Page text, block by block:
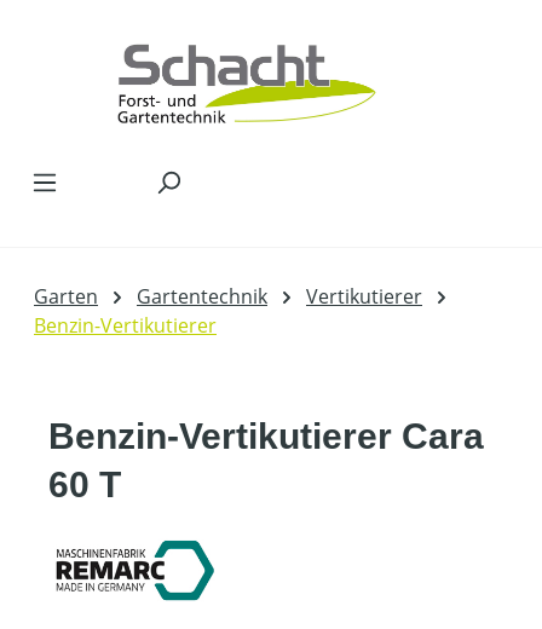
Garten Gartentechnik
Vertikutierer
Benzin-Vertikutierer
Benzin-Vertikutierer Cara
60 T